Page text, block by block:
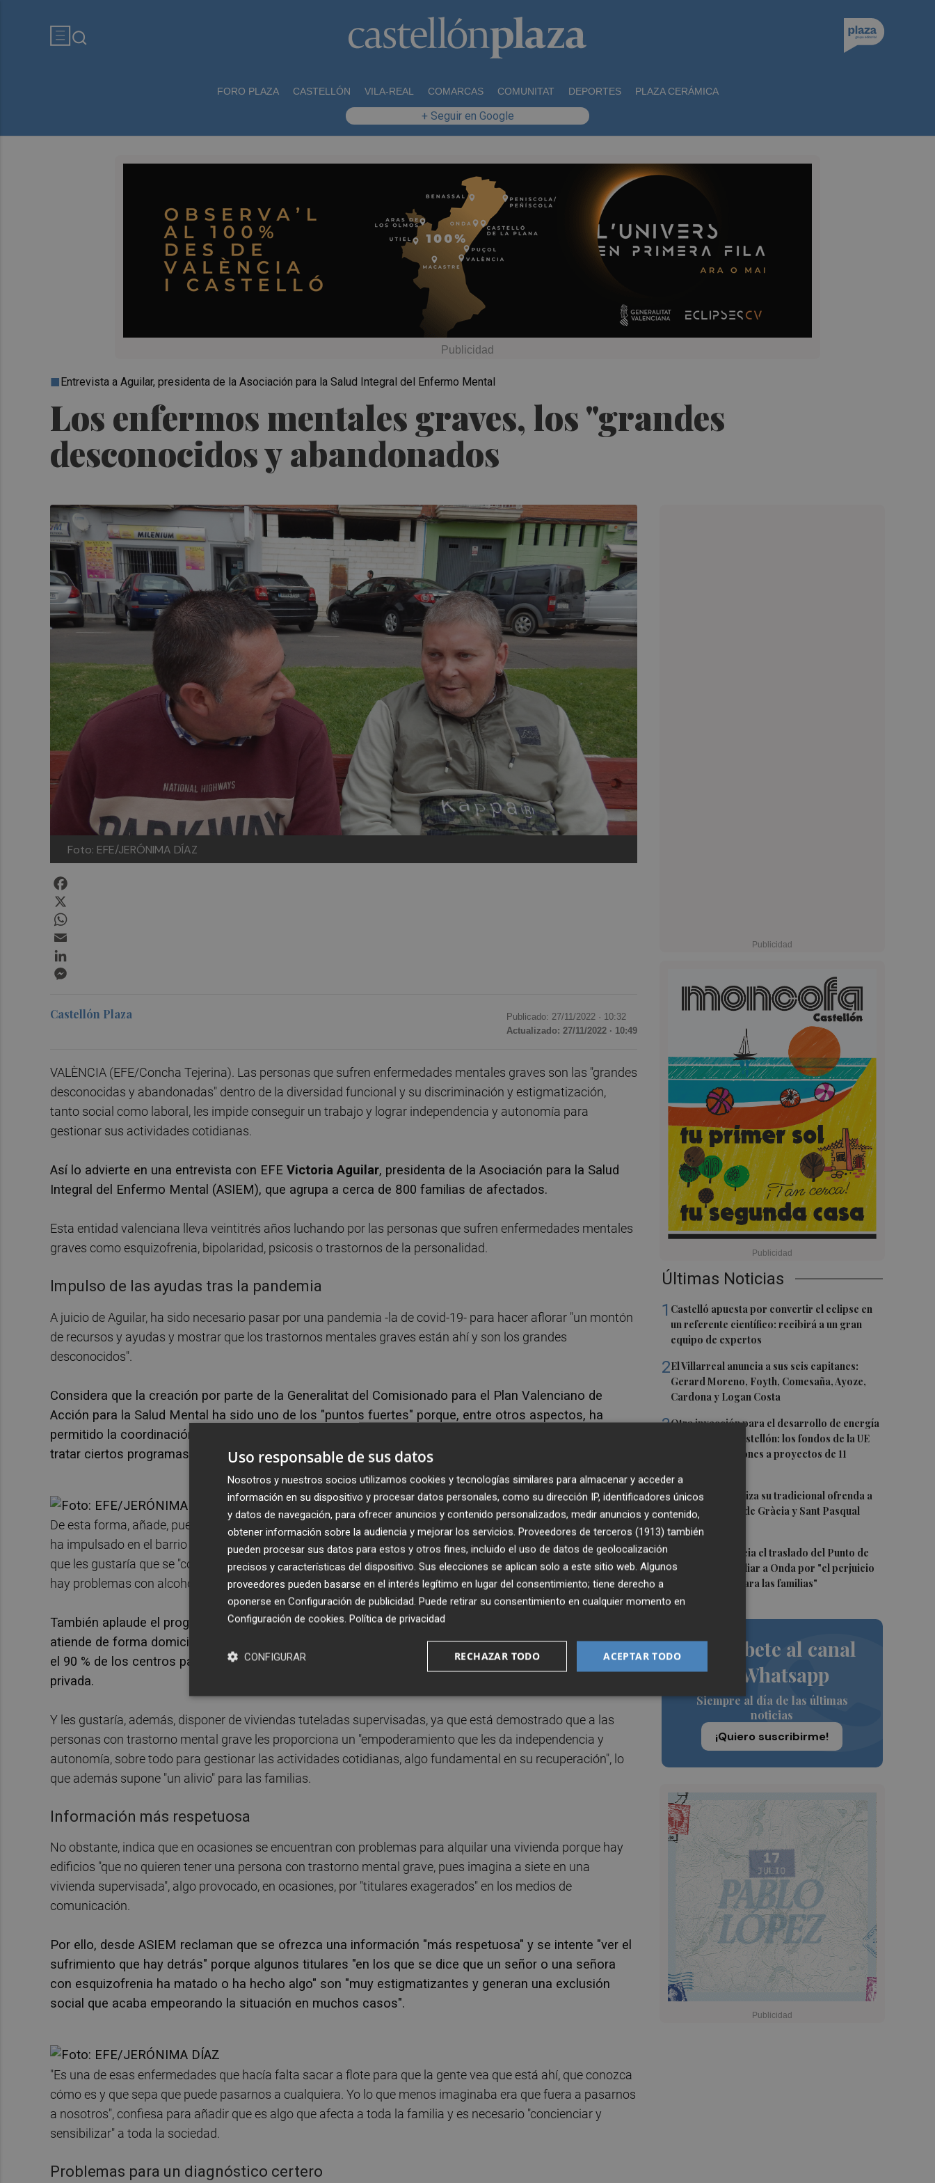
FORO PLAZA CASTELLÓN VILA-REAL COMARCAS COMUNITAT DEPORTES PLAZA CERÁMICA
+ Seguir en Google
Los enfermos mentales graves, los "grandes
desconocidos y abandonados
Entrevista a Aguilar, presidenta de la Asociación para la Salud Integral del Enfermo Mental
Foto: EFE/JERÓNIMA DÍAZ
Últimas Noticias
1 Castelló apuesta por convertir el eclipse en
un referente científico: recibirá a un gran
equipo de expertos
2El Villarreal anuncia a sus seis capitanes:
Gerard Moreno, Foyth, Comesaña, Ayoze,
Cardona y Logan Costa
3Otra inyección para el desarrollo de energía
renovable en Castellón: los fondos de la UE
destinan 19 millones a proyectos de 11
4 El Villarreal realiza su tradicional ofrenda a
la Mare de Déu de Gràcia y Sant Pasqual
Baylón
5
Vila-real denuncia el traslado del Punto de
Encuentro Familiar a Onda por "el perjuicio
que supondrá para las familias"
Suscríbete al canal
de Whatsapp
Siempre al día de las últimas
noticias
¡Quiero suscribirme!
Castellón Plaza Publicado: 27/11/2022 · 10:32
Actualizado: 27/11/2022 · 10:49
VALÈNCIA (EFE/Concha Tejerina). Las personas que sufren enfermedades mentales graves son las "grandes
desconocidas y abandonadas" dentro de la diversidad funcional y su discriminación y estigmatización,
tanto social como laboral, les impide conseguir un trabajo y lograr independencia y autonomía para
gestionar sus actividades cotidianas.
Así lo advierte en una entrevista con EFE Victoria Aguilar, presidenta de la Asociación para la Salud
Integral del Enfermo Mental (ASIEM), que agrupa a cerca de 800 familias de afectados.
Esta entidad valenciana lleva veintitrés años luchando por las personas que sufren enfermedades mentales
graves como esquizofrenia, bipolaridad, psicosis o trastornos de la personalidad.
Impulso de las ayudas tras la pandemia
A juicio de Aguilar, ha sido necesario pasar por una pandemia -la de covid-19- para hacer aflorar "un montón
de recursos y ayudas y mostrar que los trastornos mentales graves están ahí y son los grandes
desconocidos".
Considera que la creación por parte de la Generalitat del Comisionado para el Plan Valenciano de
Acción para la Salud Mental ha sido uno de los "puntos fuertes" porque, entre otros aspectos, ha
permitido la coordinación de consellerías que antes "no se llevaban entre ellas demasiado bien para
tratar ciertos programas".
De esta forma, añade, pueden seguir reivindicando la puesta en marcha de hospitales de día, como el que se
ha impulsado en el barrio valenciano de Nazaret, o para trastornos de conducta alimentaria, aunque indica
que les gustaría que se "comenzara a pensar" en centros de patología dual porque en muchos de los casos
hay problemas con alcohol, drogas o juego.
También aplaude el programa de servicio e integración social con equipos multidisciplinares, que
atiende de forma domiciliaria y cercana a la persona afectada, y reclama mayor gestión pública porque
el 90 % de los centros para la atención de personas con problemas de salud mental son de gestión
privada.
Y les gustaría, además, disponer de viviendas tuteladas supervisadas, ya que está demostrado que a las
personas con trastorno mental grave les proporciona un "empoderamiento que les da independencia y
autonomía, sobre todo para gestionar las actividades cotidianas, algo fundamental en su recuperación", lo
que además supone "un alivio" para las familias.
Información más respetuosa
No obstante, indica que en ocasiones se encuentran con problemas para alquilar una vivienda porque hay
edificios "que no quieren tener una persona con trastorno mental grave, pues imagina a siete en una
vivienda supervisada", algo provocado, en ocasiones, por "titulares exagerados" en los medios de
comunicación.
Por ello, desde ASIEM reclaman que se ofrezca una información "más respetuosa" y se intente "ver el
sufrimiento que hay detrás" porque algunos titulares "en los que se dice que un señor o una señora
con esquizofrenia ha matado o ha hecho algo" son "muy estigmatizantes y generan una exclusión
social que acaba empeorando la situación en muchos casos".
"Es una de esas enfermedades que hacía falta sacar a flote para que la gente vea que está ahí, que conozca
cómo es y que sepa que puede pasarnos a cualquiera. Yo lo que menos imaginaba era que fuera a pasarnos
a nosotros", confiesa para añadir que es algo que afecta a toda la familia y es necesario "concienciar y
sensibilizar" a toda la sociedad.
Problemas para un diagnóstico certero
Uso responsable de sus datos
Nosotros y nuestros socios utilizamos cookies y tecnologías similares para almacenar y acceder a
información en su dispositivo y procesar datos personales, como su dirección IP, identificadores únicos
y datos de navegación, para ofrecer anuncios y contenido personalizados, medir anuncios y contenido,
obtener información sobre la audiencia y mejorar los servicios. Proveedores de terceros (1913) también
pueden procesar sus datos para estos y otros fines, incluido el uso de datos de geolocalización
precisos y características del dispositivo. Sus elecciones se aplican solo a este sitio web. Algunos
proveedores pueden basarse en el interés legítimo en lugar del consentimiento; tiene derecho a
oponerse en Configuración de publicidad. Puede retirar su consentimiento en cualquier momento en
Configuración de cookies. Política de privacidad
ACEPTAR TODO
RECHAZAR TODO
CONFIGURAR